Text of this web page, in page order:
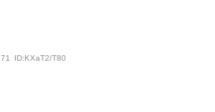
ID:KXaT2/T80